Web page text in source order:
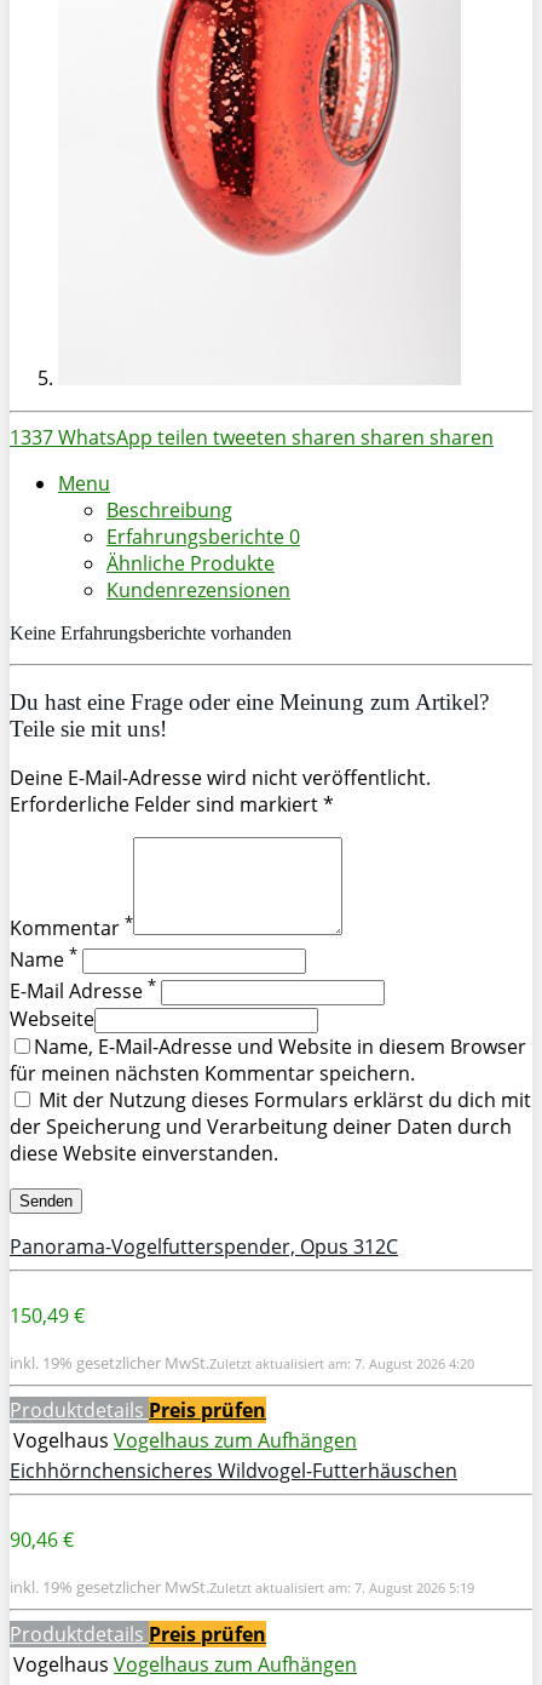
1337WhatsApp teilen tweeten sharen sharen sharen
Menu
Beschreibung
Erfahrungsberichte0
Ähnliche Produkte
Kundenrezensionen
Keine Erfahrungsberichte vorhanden
Du hast eine Frage oder eine Meinung zum Artikel?
Teile sie mit uns!
Deine E-Mail-Adresse wird nicht veröffentlicht.
Erforderliche Felder sind markiert *
Kommentar *
Name *
E-Mail Adresse *
Webseite
Name, E-Mail-Adresse und Website in diesem Browser
für meinen nächsten Kommentar speichern.
Mit der Nutzung dieses Formulars erklärst du dich mit
der Speicherung und Verarbeitung deiner Daten durch
diese Website einverstanden.
Panorama-Vogelfutterspender, Opus 312C
150,49 €
inkl. 19% gesetzlicher MwSt.Zuletzt aktualisiert am: 7. August 2026 4:20
Produktdetails Preis prüfen
Vogelhaus Vogelhaus zum Aufhängen
Eichhörnchensicheres Wildvogel-Futterhäuschen
90,46 €
inkl. 19% gesetzlicher MwSt.Zuletzt aktualisiert am: 7. August 2026 5:19
Produktdetails Preis prüfen
Vogelhaus Vogelhaus zum Aufhängen